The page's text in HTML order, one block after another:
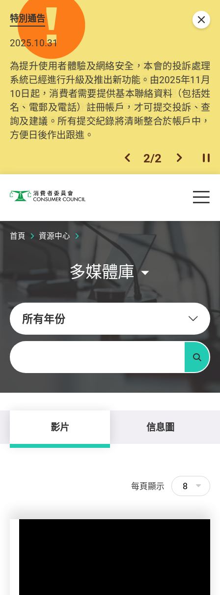
特別通告
2025.10.31
為提升使用者體驗及網絡安全，本會的投訴處理
系統已經進行升級及推出新功能。由2025年11月
10日起，消費者需要提供基本聯絡資料（包括姓
名、電郵及電話）註冊帳戶，才可提交投訴、查
詢及建議。所有提交紀錄將清晰整合於帳戶中，
方便日後作出跟進。
上一個
2/2 下一個開
關閉
消費者委員會 目
首頁 資源中心
多媒體庫
所有年份
關鍵字
搜尋
影片 信息圖
每頁顯示 8